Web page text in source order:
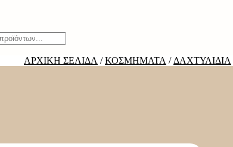
ΑΡΧΙΚΉ ΣΕΛΊΔΑ /ΚΟΣΜΉΜΑΤΑ / ΔΑΧΤΥΛΊΔΙΑ